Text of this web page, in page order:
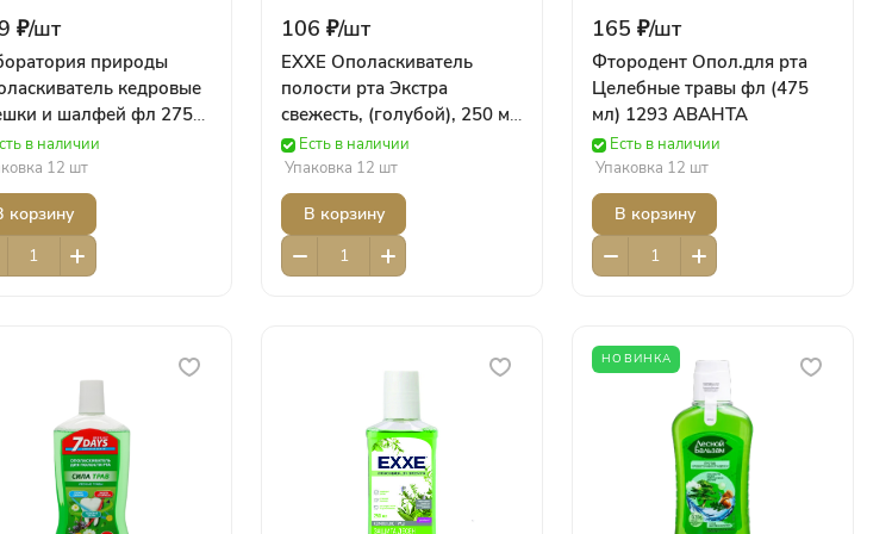
₽/шт
природы
кедровые
и шалфей фл 275
АВАНТА
в наличии
12 шт
корзину
106 ₽/шт
EXXE Ополаскиватель
полости рта Экстра
свежесть, (голубой), 250 мл
5804 Arvitex
Есть в наличии
Упаковка 12 шт
В корзину
165 ₽/шт
Фтородент Опол.для рта
Целебные травы фл (475
мл) 1293 АВАНТА
Есть в наличии
Упаковка 12 шт
В корзину
НОВИНКА